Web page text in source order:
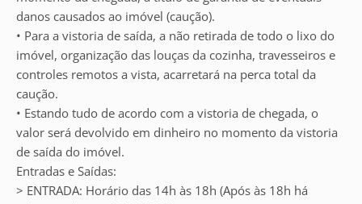
danos causados ao imóvel (caução).
• Para a vistoria de saída, a não retirada de todo o lixo do
imóvel, organização das louças da cozinha, travesseiros e
controles remotos a vista, acarretará na perca total da
caução.
• Estando tudo de acordo com a vistoria de chegada, o
valor será devolvido em dinheiro no momento da vistoria
de saída do imóvel.
Entradas e Saídas:
> ENTRADA: Horário das 14h às 18h (Após às 18h há